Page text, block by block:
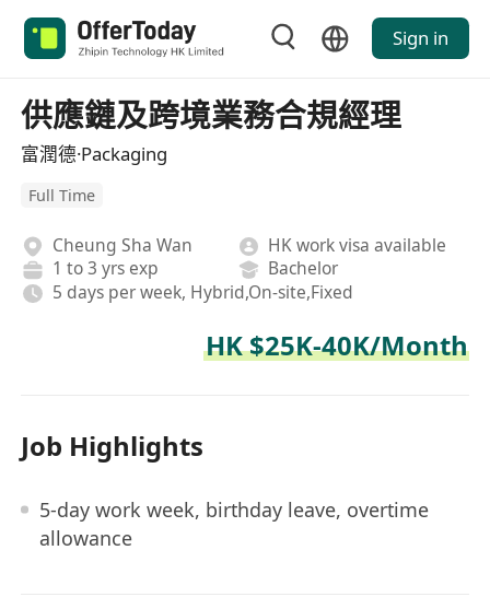
Sign in
供應鏈及跨境業務合規經理
富潤德·Packaging
Full Time
Cheung Sha Wan
HK work visa available
1 to 3 yrs exp
Bachelor
5 days per week, Hybrid,On-site,Fixed
HK $25K-40K/Month
Job Highlights
5-day work week, birthday leave, overtime
allowance